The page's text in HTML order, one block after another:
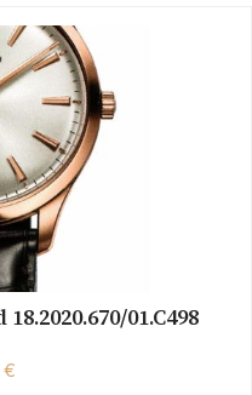
01.C498
€